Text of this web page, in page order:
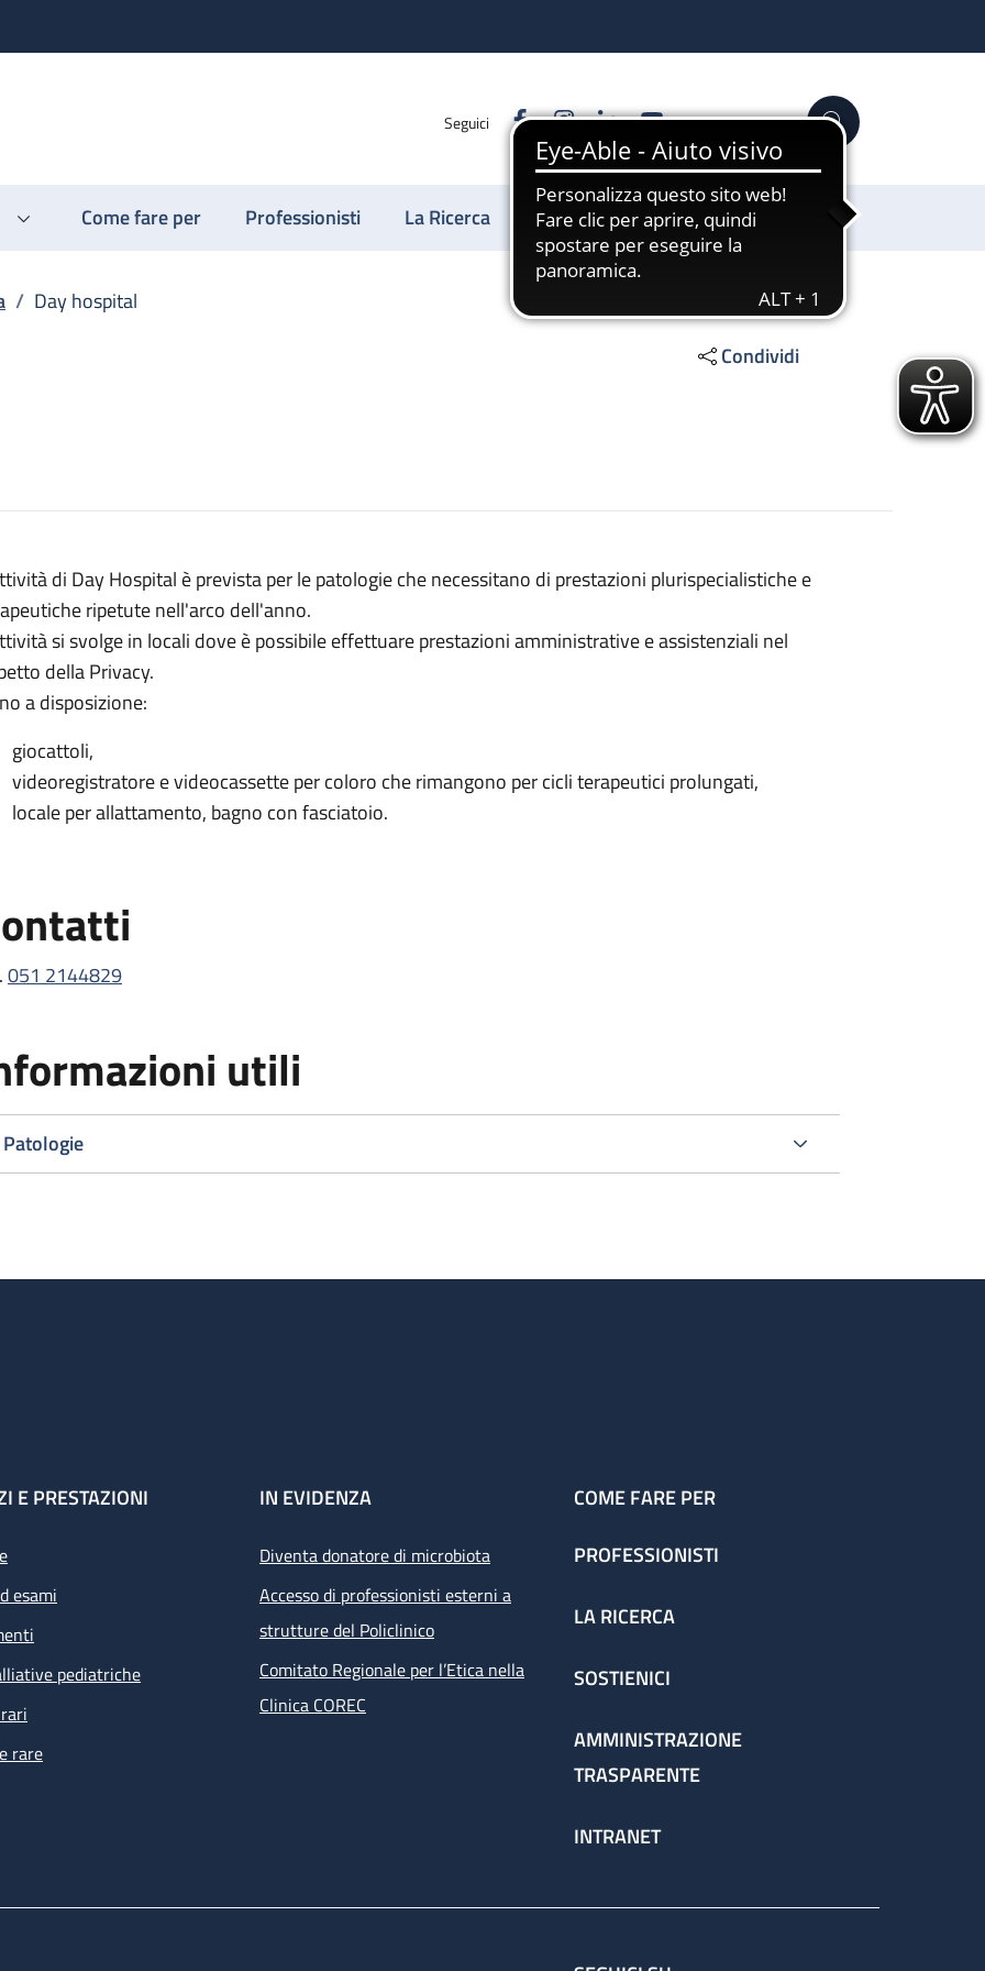
Seguici FacebookInstagram
LinkedinYouTube Cerca
Come fare per Professionisti La Ricerca Sostienici
/ Day hospital
Condividi
di Day Hospital è prevista per le patologie che necessitano di prestazioni plurispecialistiche e
ripetute nell'arco dell'anno.
si svolge in locali dove è possibile effettuare prestazioni amministrative e assistenziali nel
della Privacy.
a disposizione:
giocattoli,
videoregistratore e videocassette per coloro che rimangono per cicli terapeutici prolungati,
locale per allattamento, bagno con fasciatoio.
051 2144829
utili
Patologie
E PRESTAZIONI
esami
pediatriche
rare
IN EVIDENZA
Diventa donatore di microbiota
Accesso di professionisti esterni a
strutture del Policlinico
Comitato Regionale per l’Etica nella
Clinica COREC
COME FARE PER
PROFESSIONISTI
LA RICERCA
SOSTIENICI
AMMINISTRAZIONE
TRASPARENTE
INTRANET